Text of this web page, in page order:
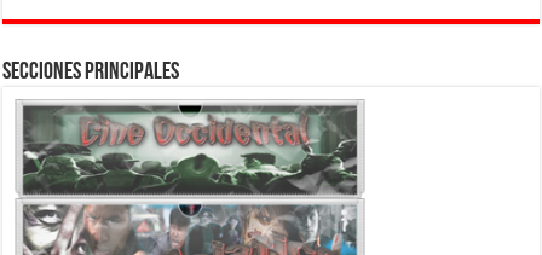
Secciones Principales